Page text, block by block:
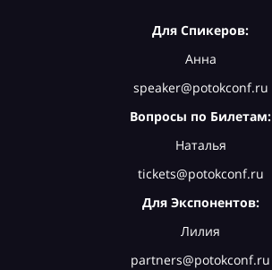
Для Спикеров:
Анна
speaker@potokconf.ru
Вопросы по Билетам:
Наталья
tickets@potokconf.ru
Для Экспонентов:
Лилия
partners@potokconf.ru